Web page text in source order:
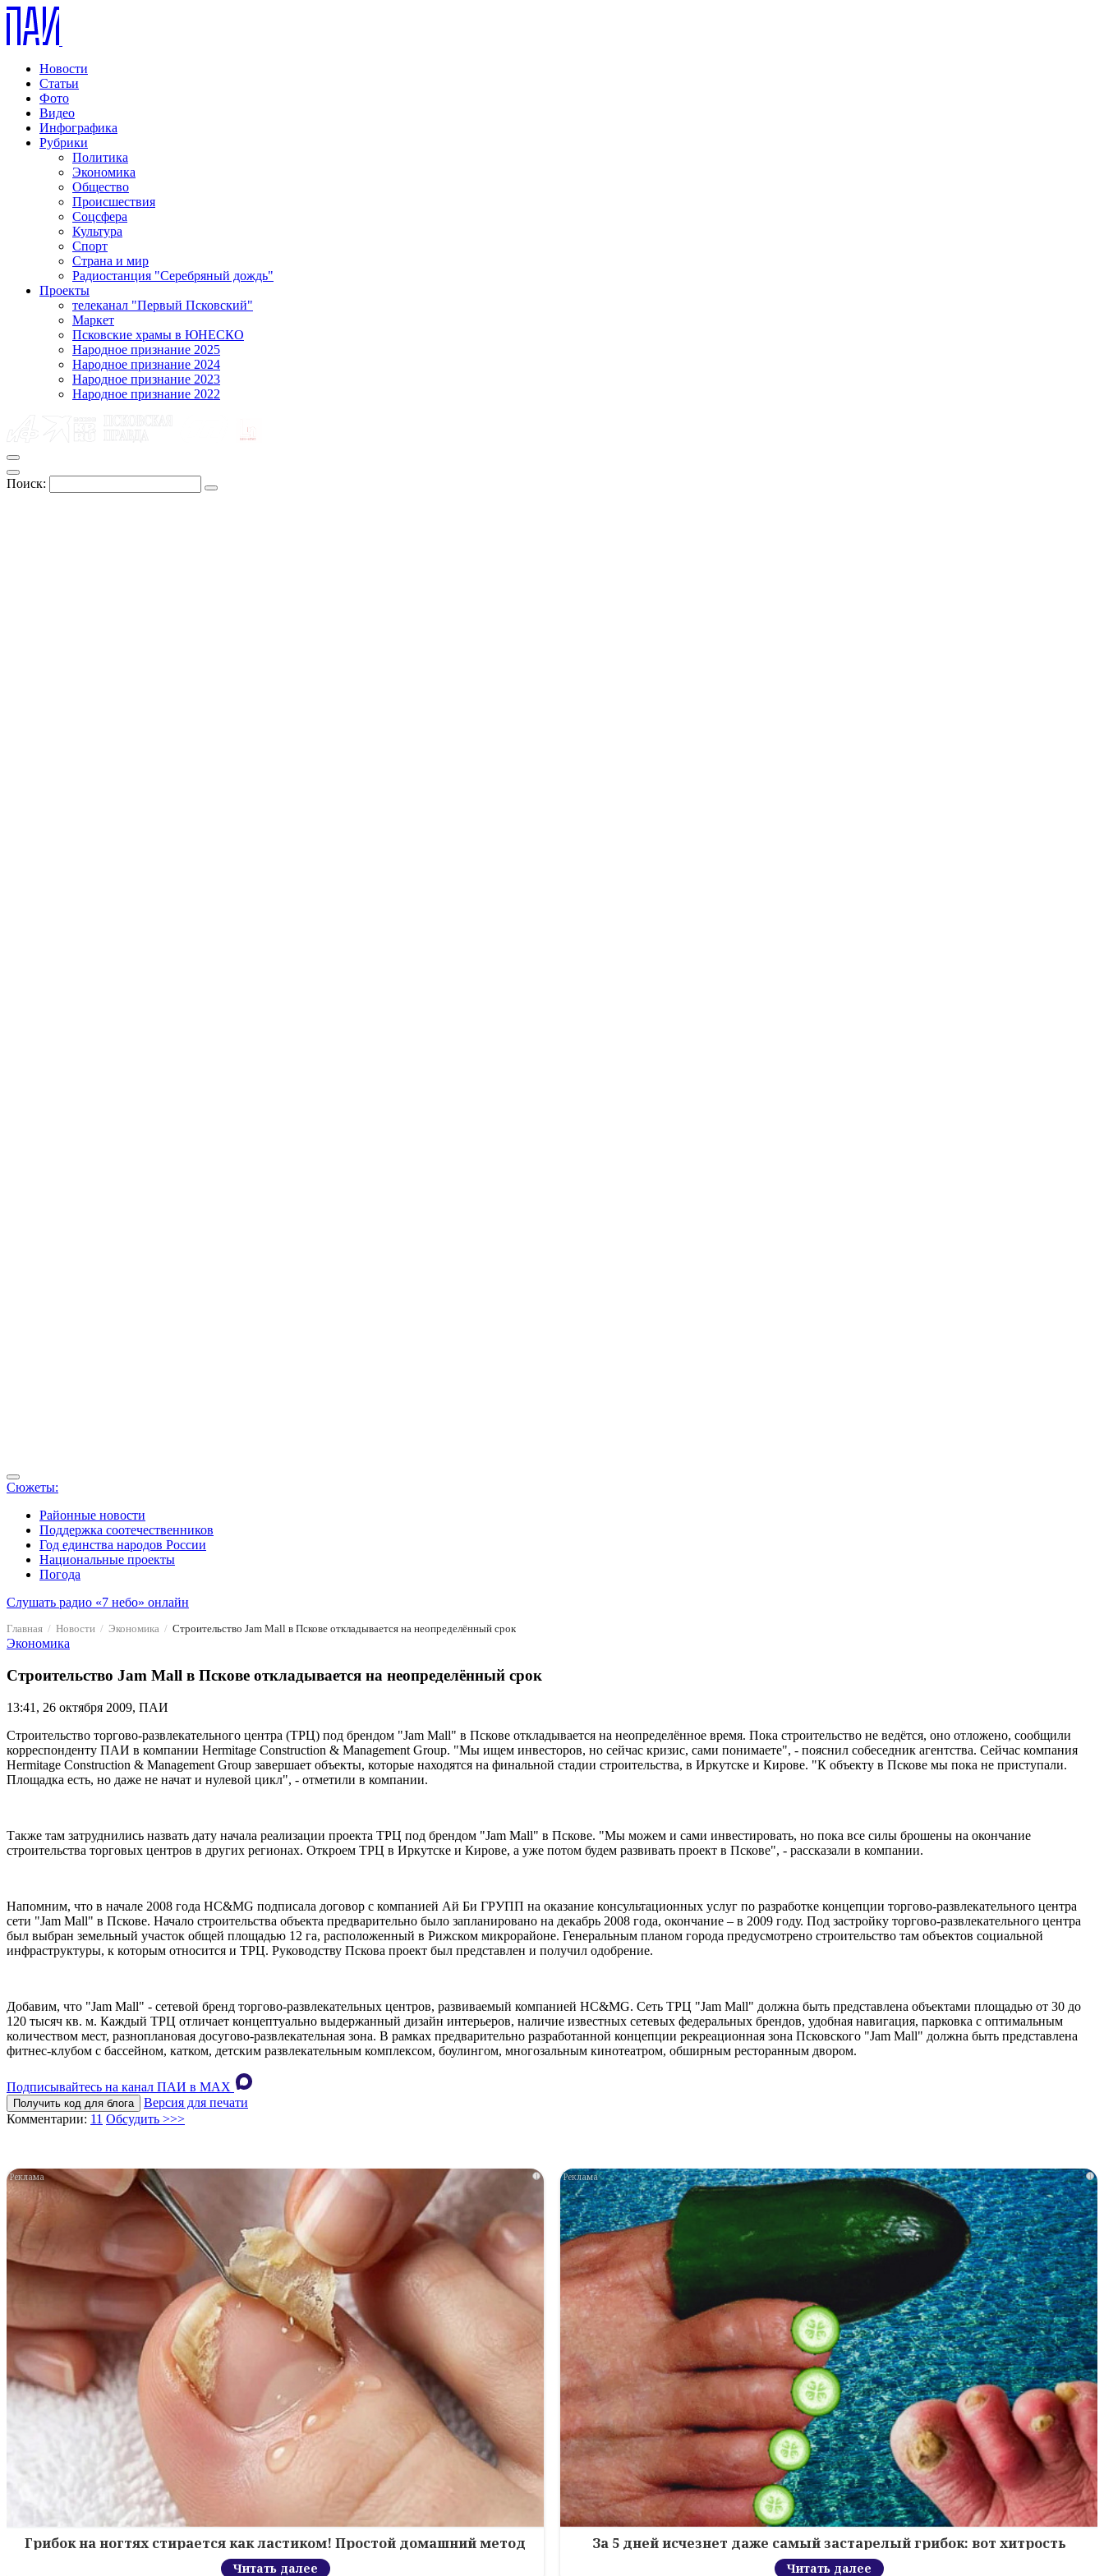
Новости
Статьи
Фото
Видео
Инфографика
Рубрики
Политика
Экономика
Общество
Происшествия
Соцсфера
Культура
Спорт
Страна и мир
Радиостанция "Серебряный дождь"
Проекты
телеканал "Первый Псковский"
Маркет
Псковские храмы в ЮНЕСКО
Народное признание 2025
Народное признание 2024
Народное признание 2023
Народное признание 2022
Поиск:
Сюжеты:
Районные новости
Поддержка соотечественников
Год единства народов России
Национальные проекты
Погода
Слушать радио «7 небо» онлайн
Главная Новости Экономика Строительство Jam Mall в Пскове откладывается на неопределённый срок
Экономика
Строительство Jam Mall в Пскове откладывается на неопределённый срок
13:41, 26 октября 2009, ПАИ
Строительство торгово-развлекательного центра (ТРЦ) под брендом "Jam Mall" в Пскове откладывается на неопределённое время. Пока строительство не ведётся, оно отложено, сообщили
корреспонденту ПАИ в компании Hermitage Construction & Management Group. "Мы ищем инвесторов, но сейчас кризис, сами понимаете", - пояснил собеседник агентства. Сейчас компания
Hermitage Construction & Management Group завершает объекты, которые находятся на финальной стадии строительства, в Иркутске и Кирове. "К объекту в Пскове мы пока не приступали.
Площадка есть, но даже не начат и нулевой цикл", - отметили в компании.
Также там затруднились назвать дату начала реализации проекта ТРЦ под брендом "Jam Mall" в Пскове. "Мы можем и сами инвестировать, но пока все силы брошены на окончание
строительства торговых центров в других регионах. Откроем ТРЦ в Иркутске и Кирове, а уже потом будем развивать проект в Пскове", - рассказали в компании.
Напомним, что в начале 2008 года HC&МG подписала договор с компанией Ай Би ГРУПП на оказание консультационных услуг по разработке концепции торгово-развлекательного центра
сети "Jam Mall" в Пскове. Начало строительства объекта предварительно было запланировано на декабрь 2008 года, окончание – в 2009 году. Под застройку торгово-развлекательного центра
был выбран земельный участок общей площадью 12 га, расположенный в Рижском микрорайоне. Генеральным планом города предусмотрено строительство там объектов социальной
инфраструктуры, к которым относится и ТРЦ. Руководству Пскова проект был представлен и получил одобрение.
Добавим, что "Jam Mall" - сетевой бренд торгово-развлекательных центров, развиваемый компанией HC&МG. Сеть ТРЦ "Jam Mall" должна быть представлена объектами площадью от 30 до
120 тысяч кв. м. Каждый ТРЦ отличает концептуально выдержанный дизайн интерьеров, наличие известных сетевых федеральных брендов, удобная навигация, парковка с оптимальным
количеством мест, разноплановая досугово-развлекательная зона. В рамках предварительно разработанной концепции рекреационная зона Псковского "Jam Mall" должна быть представлена
фитнес-клубом с бассейном, катком, детским развлекательным комплексом, боулингом, многозальным кинотеатром, обширным ресторанным двором.
Подписывайтесь на канал ПАИ в MAХ
Получить код для блога
Версия для печати
Комментарии: 11 Обсудить >>>
i
Грибок на ногтях стирается как ластиком! Простой домашний метод
Читать далее
i
За 5 дней исчезнет даже самый застарелый грибок: вот хитрость
Читать далее